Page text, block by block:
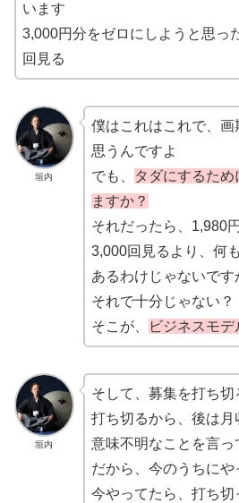
います
3,000円分をゼロにしようと思っ
回見る
垣内
僕はこれはこれで、画
思うんですよ
でも、
タダにするた
ますか？
それだったら、1,980
3,000回見るより、何
あるわけじゃないです
それで十分じゃない？
そこが、
ビジネスモデ
垣内
そして、募集を打ち切
打ち切るから、後は月
意味不明なことを言
だから、今のうちにや
今やってたら、打ち切